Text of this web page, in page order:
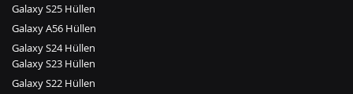
Galaxy S25 Hüllen
Galaxy A56 Hüllen
Galaxy S24 Hüllen
Galaxy S23 Hüllen
Galaxy S22 Hüllen